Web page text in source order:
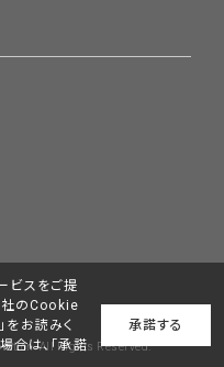
ベースメイク
ン・おしろいの4つの役割
は自然なつやで年齢による
ぬり感のないなめらかな肌
All Rights Reserved.
ビスをご提
社のCookie
」をお読みく
合は、「承諾
承諾する